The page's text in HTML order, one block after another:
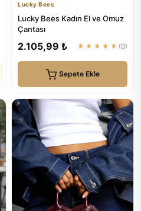
Lucky Bees
Lucky Bees Kadın El ve Omuz
Çantası
2.105,99 ₺ ★★★★★ (0)
Sepete Ekle